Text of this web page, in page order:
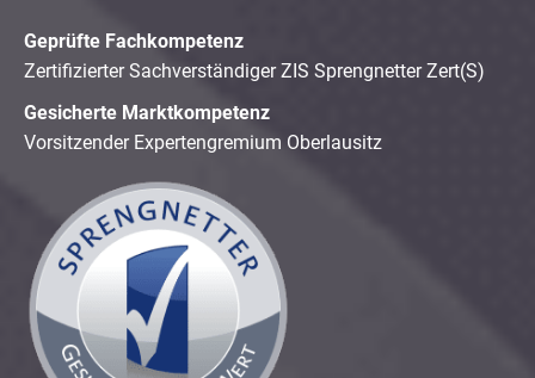
Geprüfte Fachkompetenz
Zertifizierter Sachverständiger ZIS Sprengnetter Zert(S)
Gesicherte Marktkompetenz
Vorsitzender Expertengremium Oberlausitz